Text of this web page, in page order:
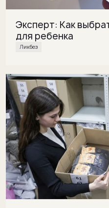
Эксперт: Как
для ребенка
Ликбез